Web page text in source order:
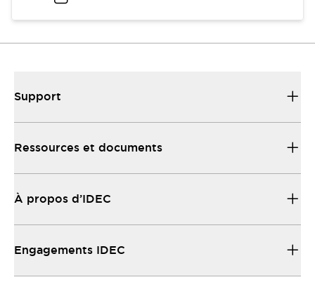
Support
Ressources et documents
À propos d’IDEC
Engagements IDEC